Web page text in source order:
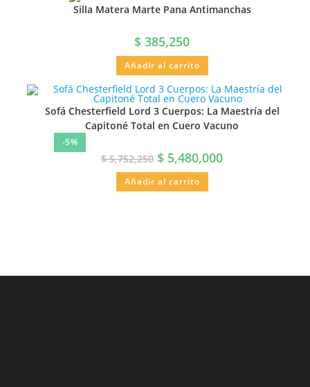
Silla Matera Marte Pana Antimanchas
$ 385,250
Añadir al carrito
-5%
Sofá Chesterfield Lord 3 Cuerpos: La Maestría del
Capitoné Total en Cuero Vacuno
$5,752,250 $ 5,480,000
Añadir al carrito